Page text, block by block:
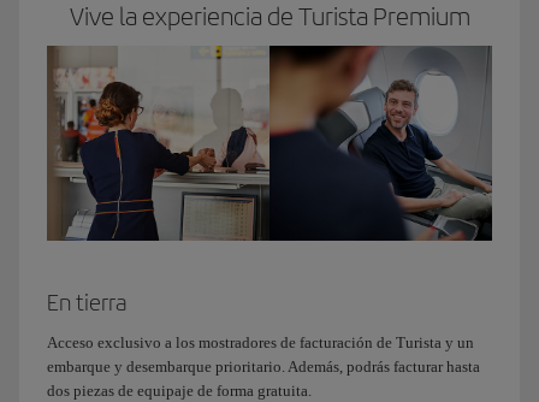
Vive la experiencia de Turista Premium
En tierra
Acceso exclusivo a los mostradores de facturación de Turista y un
embarque y desembarque prioritario. Además, podrás facturar hasta
dos piezas de equipaje de forma gratuita.